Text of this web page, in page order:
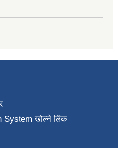
System खोल्ने लिंक